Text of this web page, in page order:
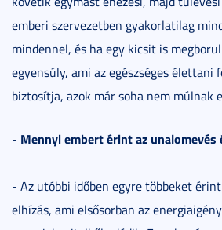
emberi szervezetben gyakorlatilag
mindennel, és ha egy kicsit is
egyensúly, ami az egészséges élettani
biztosítja, azok már soha nem múlnak
- Mennyi embert érint az unalomevés
- Az utóbbi időben egyre többeket
elhízás, ami elsősorban az